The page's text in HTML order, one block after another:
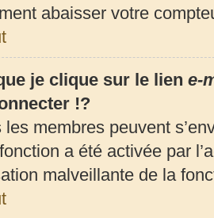
abaisser votre
je clique sur le lien e-
!?
les membres peuvent
a été activée par
malveillante de la